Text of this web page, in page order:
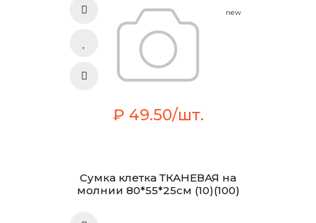
new
₽ 49.50/шт.
Сумка клетка ТКАНЕВАЯ на
молнии 80*55*25см (10)(100)